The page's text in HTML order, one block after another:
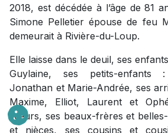
2018, est décédée à l’âge de 81
Simone Pelletier épouse de feu
demeurait à Rivière-du-Loup.
Elle laisse dans le deuil, ses
Guylaine, ses petits-enfants
Jonathan et Marie-Andrée, ses
Maxime, Elliot, Laurent et
sœurs, ses beaux-frères et
et nièces, ses cousins et